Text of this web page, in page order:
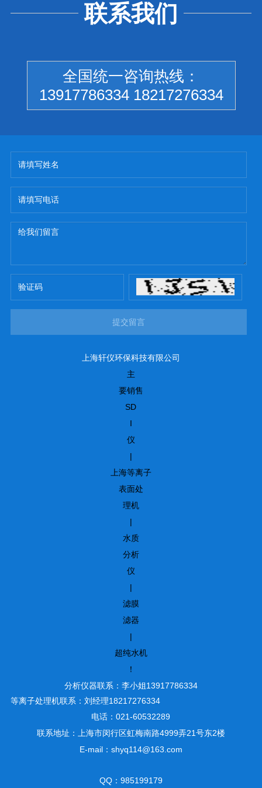
联系我们
全国统一咨询热线：
13917786334 18217276334
提交留言
上海轩仪环保科技有限公司
主
要销售
SD
I
仪
|
上海等离子
表面处
理机
|
水质
分析
仪
|
滤膜
滤器
|
超纯水机
！
分析仪器联系：李小姐13917786334
等离子处理机联系：刘经理18217276334
电话：021-60532289
联系地址：上海市闵行区虹梅南路4999弄21号东2楼
E-mail：shyq114@163.com
QQ：985199179